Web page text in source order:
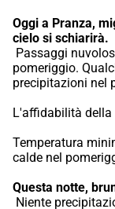
Oggi a Pranza,
cielo si schiarirà.
pomeriggio.
precipitazioni nel
L'affidabilità
Temperatura
calde nel
Questa notte,
Niente